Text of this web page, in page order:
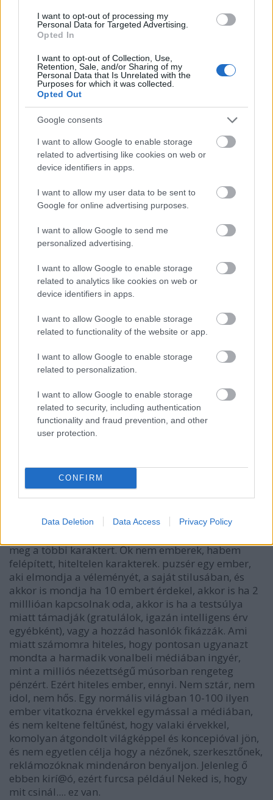
I want to opt-out of processing my
Personal Data for Targeted Advertising.
Opted In
I want to opt-out of Collection, Use,
Retention, Sale, and/or Sharing of my
Personal Data that Is Unrelated with the
Purposes for which it was collected.
Opted Out
Google consents
I want to allow Google to enable storage
related to advertising like cookies on web or
device identifiers in apps.
I want to allow my user data to be sent to
Google for online advertising purposes.
I want to allow Google to send me
personalized advertising.
I want to allow Google to enable storage
related to analytics like cookies on web or
device identifiers in apps.
I want to allow Google to enable storage
related to functionality of the website or app.
I want to allow Google to enable storage
related to personalization.
I want to allow Google to enable storage
related to security, including authentication
functionality and fraud prevention, and other
user protection.
CONFIRM
Data Deletion Data Access Privacy Policy
vitaygeorgina
12 éve
@Adamfark
: Én nem szeretnék egy olyan világban
élni, ahol egy ember egyszer hülye volt, és aztán az a
hülyeség egész további életében mindent elmond
Én_vezettem_?
12 éve
@Capt. Hindsight: "Kár védeni a hájas puzsit, ez nem
megmondóember, vagy kritikus, csak egy
szánalmas, kisebbségi komplexusos senkiházi, aki 5
perc hírnévért bármit bevállal. Egy közepesen
tájékozott embernek nincs szüksége rá, hogy ez az
elfajzott roncs "felnyissa a szemét", mert triviális
hasonló páciense, de az esztelen dühe arra enged
következtetni, hogy nagyon utálja magát meg azt a
kis csöppséget. XD"
Fúú,azért a hozzászólsod stílusa nem túl pozitív
képet fest rólad...
a tartlomra reagálv: valóban kér védeni puzsér,
egyrészt nincs rászorulva, másrészt 1 km magasról
leszarja ki mit gondol róla, ha nem így lenne nem
mondana ilyan dolgokat milliós nézettségű
műsorban.
Én egyébként nagyon szeretm puzsért, de nem a
tévém), hanem a 2004-2009 közötti munkássága
miatt. Egyszerűen egyetértek azzal amit mond.
Engem lepett meg a legjobban, hogy valaki aki
senkiktől akár 5 perc műsoridőt kap a fősodrú
meg a többi karaktert. Ők nem emberek, habem
felépített, hiteltelen karakterek. puzsér egy ember,
aki elmondja a véleményét, a saját stilusában, és
akkor is mondja ha 10 embert érdekel, akkor is ha 2
milllióan kapcsolnak oda, akkor is ha a testsúlya
miatt támadják (gratulálok, igazán intelligens érv
egyébként), vagy a hozzád hasonlók fikázzák. Ami
miatt számomra hiteles, hogy pontosan ugyanazt
mondta a harmadik vonalbeli médiában ingyér,
mint a milliós néezettségű músorban rengeteg
pénzért. Ezért hiteles ember, ennyi. Nem sztár, nem
idol, nem hős. Egy normális világban 10-100 ilyen
ember vitatkozna érvekkel egymással a médiában,
és nem keltene feltűnést, hogy valaki érvekkel,
komolyan átgondolt világképpel és koncepióval jön,
és nem egyetlen célja hogy a nézőnek, szerkesztőnek,
reklámozóknak mindenáron benyaljon. Jelenleg ő
ebben kirí@ó, ezért furcsa például Neked is, hogy
mit csinál.... ez van.